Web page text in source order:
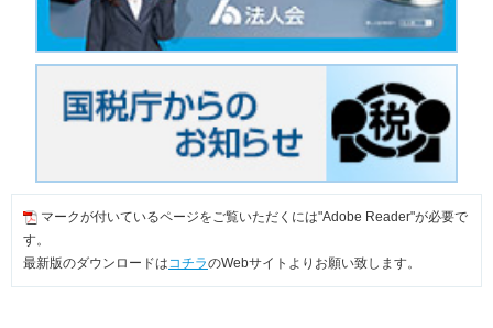
マークが付いているページをご覧いただくには"Adobe Reader"が必要で
す。
最新版のダウンロードはコチラのWebサイトよりお願い致します。